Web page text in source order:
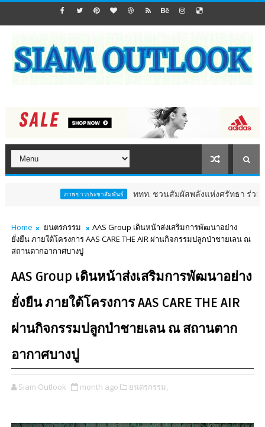
ภาพข่าวประชาสัมพันธ์ ททท. ชวนสัมผัสพลังแห่งศรัทธา ร่วมงาน "ห่มผ้าหล
Home ยนตรกรรม
AAS Group เดินหน้าส่งเสริมการพัฒนาอย่าง
ยั่งยืน ภายใต้โครงการ AAS CARE THE AIR ผ่านกิจกรรมปลูกป่าชายเลน ณ
สถานตากอากาศบางปู
AAS Group เดินหน้าส่งเสริมการพัฒนาอย่าง
ยั่งยืน ภายใต้โครงการ AAS CARE THE AIR
ผ่านกิจกรรมปลูกป่าชายเลน ณ สถานตาก
อากาศบางปู
Siam Outlook month ago ยนตรกรรม,